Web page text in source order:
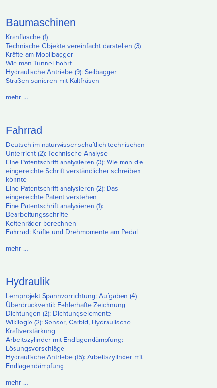
Baumaschinen
Kranflasche (1)
Technische Objekte vereinfacht darstellen (3)
Kräfte am Mobilbagger
Wie man Tunnel bohrt
Hydraulische Antriebe (9): Seilbagger
Straßen sanieren mit Kaltfräsen
mehr …
Fahrrad
Deutsch im naturwissenschaftlich-technischen
Unterricht (2): Technische Analyse
Eine Patentschrift analysieren (3): Wie man die
eingereichte Schrift verständlicher schreiben
könnte
Eine Patentschrift analysieren (2): Das
eingereichte Patent verstehen
Eine Patentschrift analysieren (1):
Bearbeitungsschritte
Kettenräder berechnen
Fahrrad: Kräfte und Drehmomente am Pedal
mehr …
Hydraulik
Lernprojekt Spannvorrichtung: Aufgaben (4)
Überdruckventil: Fehlerhafte Zeichnung
Dichtungen (2): Dichtungselemente
Wikilogie (2): Sensor, Carbid, Hydraulische
Kraftverstärkung
Arbeitszylinder mit Endlagendämpfung:
Lösungsvorschläge
Hydraulische Antriebe (15): Arbeitszylinder mit
Endlagendämpfung
mehr …